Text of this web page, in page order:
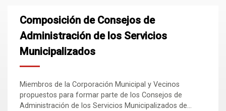
Composición de Consejos de
Administración de los Servicios
Municipalizados
Miembros de la Corporación Municipal y Vecinos
propuestos para formar parte de los Consejos de
Administración de los Servicios Municipalizados de...